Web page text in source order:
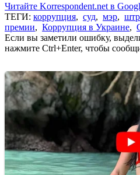
Читайте Korrespondent.net в
ТЕГИ: коррупция, суд, мэр,
премии, Коррупция в Украине,
Если вы заметили ошибку,
нажмите Ctrl+Enter, чтобы